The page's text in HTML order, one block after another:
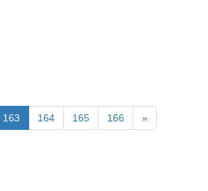
163 164 165 166 »